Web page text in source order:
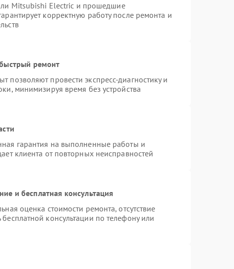
Mitsubishi Electric и прошедшие
корректную работу после ремонта и
ремонт
позволяют провести экспресс-диагностику и
минимизируя время без устройства
гарантия на выполненные работы и
клиента от повторных неисправностей
и бесплатная консультация
оценка стоимости ремонта, отсутствие
консультации по телефону или